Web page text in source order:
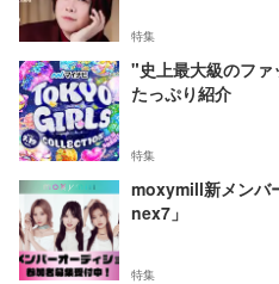
特集
"史上最大級のフ
たっぷり紹介
特集
moxymill新メンバ
nex7」
特集